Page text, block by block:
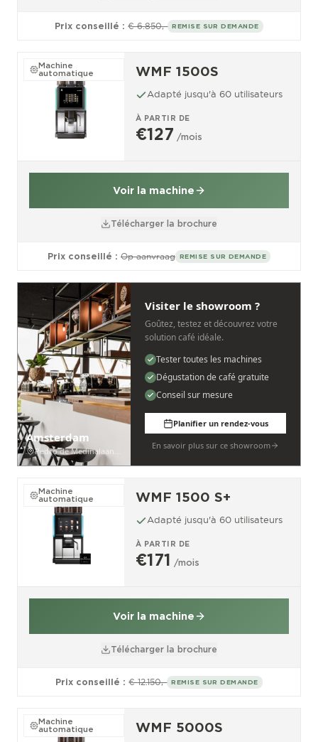
Prix conseillé : € 6.850,- REMISE SUR DEMANDE
Machine
automatique WMF 1500S
Adapté jusqu'à 60 utilisateurs
À PARTIR DE
€127 /mois
Voir la machine
Télécharger la brochure
Prix conseillé : Op aanvraag REMISE SUR DEMANDE
Amsterdam
Pedro de Medinalaan 53
Visiter le showroom ?
Goûtez, testez et découvrez votre
solution café idéale.
Tester toutes les machines
Dégustation de café gratuite
Conseil sur mesure
Planifier un rendez-vous
En savoir plus sur ce showroom
Machine
automatique WMF 1500 S+
Adapté jusqu'à 60 utilisateurs
À PARTIR DE
€171 /mois
Voir la machine
Télécharger la brochure
Prix conseillé : € 12.150,- REMISE SUR DEMANDE
Machine
automatique WMF 5000S